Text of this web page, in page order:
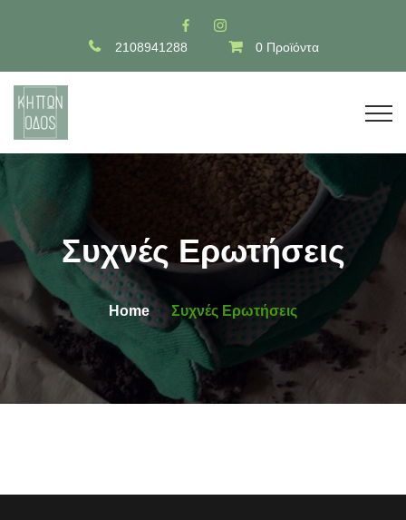
2108941288 0 Προϊόντα
Συχνές Ερωτήσεις
Home Συχνές Ερωτήσεις